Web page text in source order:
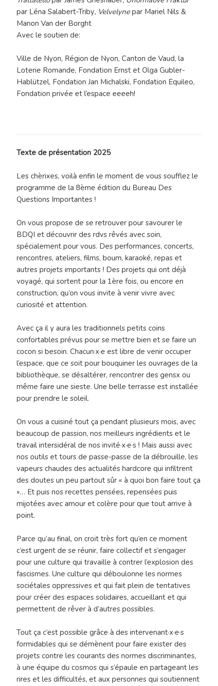
par Léna Salabert-Triby, Velvelynepar Mariel Nils &
Manon Van der Borght
Avec le soutien de:
Ville de Nyon, Région de Nyon, Canton de Vaud, la
Loterie Romande, Fondation Ernst et Olga Gubler-
Hablützel, Fondation Jan Michalski, Fondation Equileo,
Fondation privée et l’espace eeeeh!
Texte de présentation 2025
Les chèrixes, voilà enfin le moment de vous soufflez le
programme de la 8ème édition du Bureau Des
Questions Importantes !
On vous propose de se retrouver pour savourer le
BDQI et découvrir des rdvs rêvés avec soin,
spécialement pour vous. Des performances, concerts,
rencontres, ateliers, films, boum, karaoké, repas et
autres projets importants ! Des projets qui ont déjà
voyagé, qui sortent pour la 1ère fois, ou encore en
construction, qu’on vous invite à venir vivre avec
curiosité et attention.
Avec ça il y aura les traditionnels petits coins
confortables prévus pour se mettre bien et se faire un
cocon si besoin. Chacun·x·e est libre de venir occuper
l’espace, que ce soit pour bouquiner les ouvrages de la
bibliothèque, se désaltérer, rencontrer des gensx ou
même faire une sieste. Une belle terrasse est installée
pour prendre le soleil.
On vous a cuisiné tout ça pendant plusieurs mois, avec
beaucoup de passion, nos meilleurs ingrédients et le
travail intersidéral de nos invité·x·e·s ! Mais aussi avec
nos outils et tours de passe-passe de la débrouille, les
vapeurs chaudes des actualités hardcore qui infiltrent
des doutes un peu partout sûr « à quoi bon faire tout ça
»… Et puis nos recettes pensées, repensées puis
mijotées avec amour et colère pour que tout arrive à
point.
Parce qu’au final, on croit très fort qu’en ce moment
c’est urgent de se réunir, faire collectif et s’engager
pour une culture qui travaille à contrer l’explosion des
fascismes. Une culture qui déboulonne les normes
sociétales oppressives et qui fait plein de tentatives
pour créer des espaces solidaires, accueillant et qui
permettent de rêver à d’autres possibles.
Tout ça c’est possible grâce à des intervenant·x·e·s
formidables qui se démènent pour faire exister des
projets contre les courants des normes discriminantes,
à une équipe du cosmos qui s’épaule en partageant les
rires et les difficultés, et aux personnes qui soutiennent